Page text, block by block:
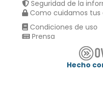
Seguridad de la
Como cuidamos tus
Condiciones de uso
Prensa
Hecho